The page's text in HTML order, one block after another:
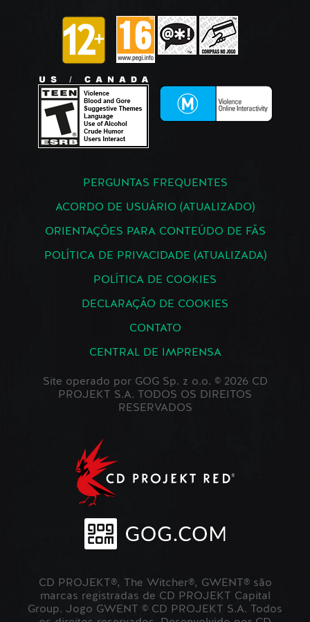
PERGUNTAS FREQUENTES
ACORDO DE USUÁRIO (ATUALIZADO)
ORIENTAÇÕES PARA CONTEÚDO DE FÃS
POLÍTICA DE PRIVACIDADE (ATUALIZADA)
POLÍTICA DE COOKIES
DECLARAÇÃO DE COOKIES
CONTATO
CENTRAL DE IMPRENSA
Site operado por GOG Sp. z o.o. © 2026 CD
PROJEKT S.A. TODOS OS DIREITOS
RESERVADOS
CD PROJEKT®, The Witcher®, GWENT® são
marcas registradas de CD PROJEKT Capital
Group. Jogo GWENT © CD PROJEKT S.A. Todos